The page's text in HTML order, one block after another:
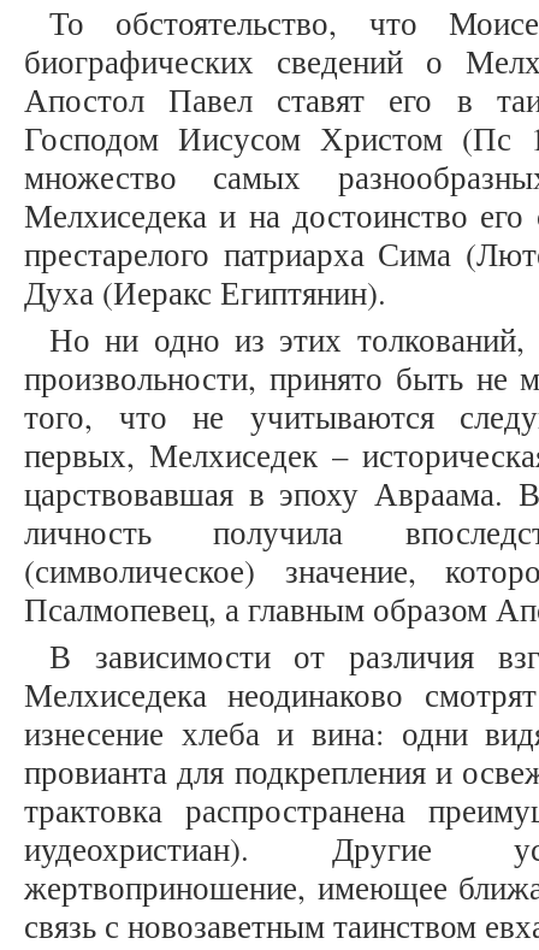
То обстоятельство, что
биографических сведений о
Апостол Павел ставят его в
Господом Иисусом Христом (Пс
множество самых
Мелхиседека и на достоинство
престарелого патриарха Сима
Духа (Иеракс Египтянин).
Но ни одно из этих толкований,
произвольности, принято быть не
того, что не учитываются
первых, Мелхиседек –
царствовавшая в эпоху Авраама.
личность получила
(символическое) значение,
Псалмопевец, а главным образом
В зависимости от различия
Мелхиседека неодинаково
изнесение хлеба и вина: одни
провианта для подкрепления и
трактовка распространена
иудеохристиан). Другие
жертвоприношение, имеющее
связь с новозаветным таинством